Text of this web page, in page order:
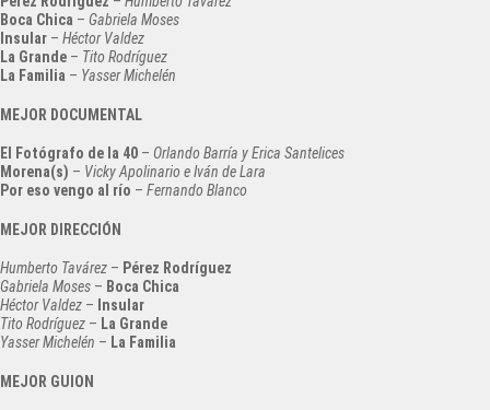
Boca Chica – Gabriela Moses
Insular – Héctor Valdez
La Grande – Tito Rodríguez
La Familia – Yasser Michelén
MEJOR DOCUMENTAL
El Fotógrafo de la 40 – Orlando Barría y Erica Santelices
Morena(s) – Vicky Apolinario e Iván de Lara
Por eso vengo al río – Fernando Blanco
MEJOR DIRECCIÓN
Humberto Tavárez – Pérez Rodríguez
Gabriela Moses – Boca Chica
Héctor Valdez – Insular
Tito Rodríguez – La Grande
Yasser Michelén – La Familia
MEJOR GUION